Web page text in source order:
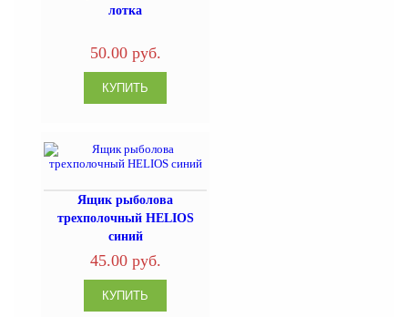
лотка
50.00 руб.
Ящик рыболова
трехполочный HELIOS
синий
45.00 руб.